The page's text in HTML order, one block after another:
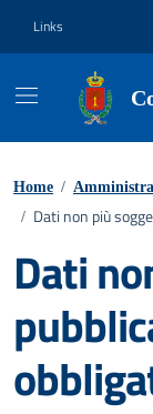
Links
Home /
/ Dati non più
Dati